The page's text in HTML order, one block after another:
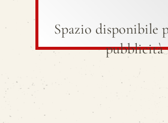
Spazio disponibile
pubblicità